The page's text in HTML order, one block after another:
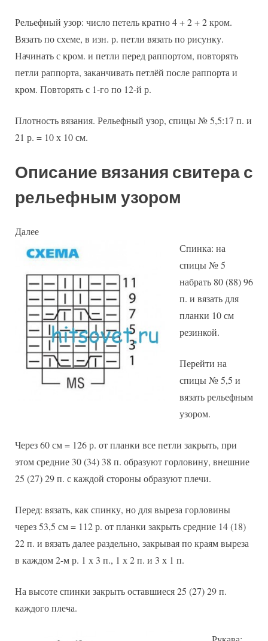
Рельефный узор: число петель кратно 4 + 2 + 2 кром.
Вязать по схеме, в изн. р. петли вязать по рисунку.
Начинать с кром. и петли перед раппортом, повторять
петли раппорта, заканчивать петлёй после раппорта и
кром. Повторять с 1-го по 12-й р.
Плотность вязания. Рельефный узор, спицы № 5,5:17 п. и
21 р. = 10 х 10 см.
Описание вязания свитера с
рельефным узором
Далее
Спинка: на
спицы № 5
набрать 80 (88) 96
п. и вязать для
планки 10 см
резинкой.
Перейти на
спицы № 5,5 и
вязать рельефным
узором.
Через 60 см = 126 р. от планки все петли закрыть, при
этом средние 30 (34) 38 п. образуют горловину, внешние
25 (27) 29 п. с каждой стороны образуют плечи.
Перед: вязать, как спинку, но для выреза горловины
через 53,5 см = 112 р. от планки закрыть средние 14 (18)
22 п. и вязать далее раздельно, закрывая по краям выреза
в каждом 2-м р. 1 х 3 п., 1 х 2 п. и 3 х 1 п.
На высоте спинки закрыть оставшиеся 25 (27) 29 п.
каждого плеча.